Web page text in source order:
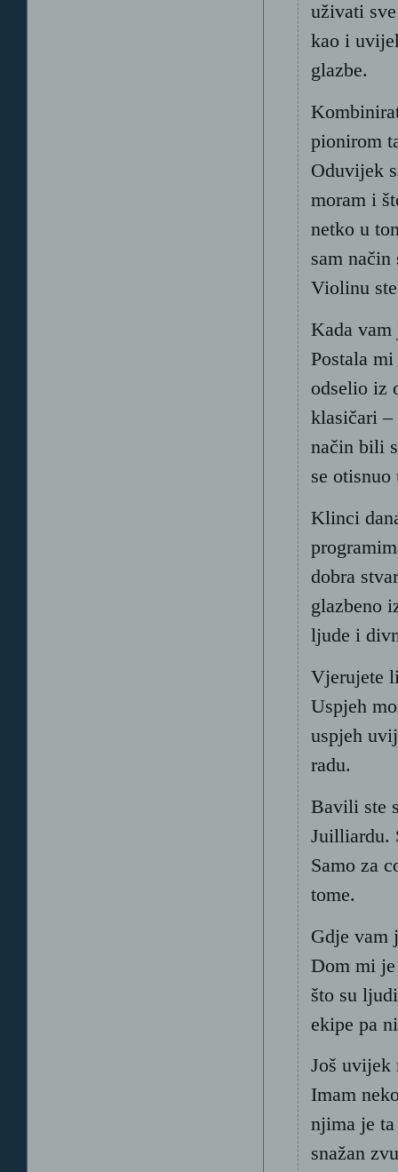
uživati
kao i
glazbe.
pionirom
Oduvijek
moram i
netko u
sam način
Violinu
Kada vam
Postala
odselio iz
klasičari –
način bili
se
Klinci
dobra
glazbeno
ljude i
Vjerujete
Uspjeh
uspjeh
radu.
Bavili ste
Juilliardu.
Samo za
tome.
Gdje vam
Dom mi
što su
ekipe pa
Još uvijek
Imam
njima je
snažan